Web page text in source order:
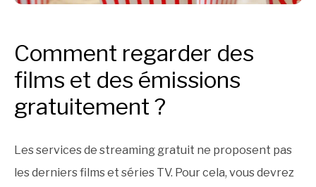
Comment regarder des
films et des émissions
gratuitement ?
Les services de streaming gratuit ne proposent pas
les derniers films et séries TV. Pour cela, vous devrez